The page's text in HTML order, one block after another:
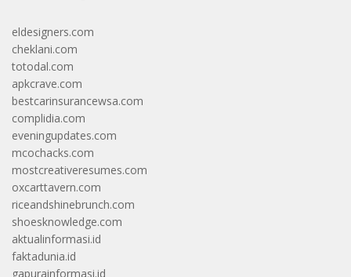
eldesigners.com
cheklani.com
totodal.com
apkcrave.com
bestcarinsurancewsa.com
complidia.com
eveningupdates.com
mcochacks.com
mostcreativeresumes.com
oxcarttavern.com
riceandshinebrunch.com
shoesknowledge.com
aktualinformasi.id
faktadunia.id
gapurainformasi.id